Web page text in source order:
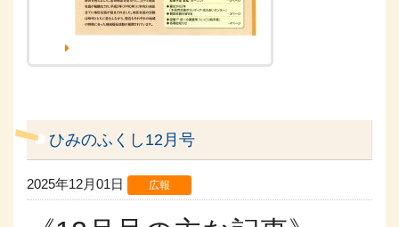
ひみのふくし12月号
2025年12月01日 広報